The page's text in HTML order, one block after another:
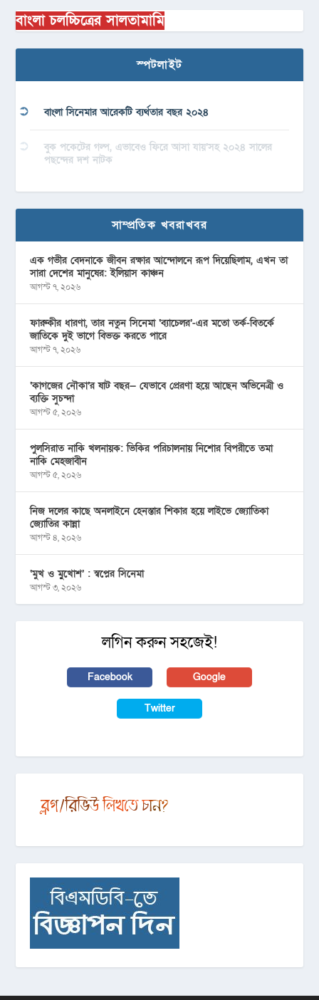
বাংলা চলচ্চিত্রের সালতামামি
স্পটলাইট
বাংলা সিনেমার আরেকটি ব্যর্থতার বছর ২০২৪
বুক পকেটের গল্প, এভাবেও ফিরে আসা যায়’সহ ২০২৪ সালের
পছন্দের দশ নাটক
সাম্প্রতিক খবরাখবর
এক গভীর বেদনাকে জীবন রক্ষার আন্দোলনে রূপ দিয়েছিলাম, এখন তা
সারা দেশের মানুষের: ইলিয়াস কাঞ্চন
আগস্ট ৭, ২০২৬
ফারুকীর ধারণা, তার নতুন সিনেমা ‘ব্যাচেলর’-এর মতো তর্ক-বিতর্কে
জাতিকে দুই ভাগে বিভক্ত করতে পারে
আগস্ট ৭, ২০২৬
‘কাগজের নৌকা’র ষাট বছর— যেভাবে প্রেরণা হয়ে আছেন অভিনেত্রী ও
ব্যক্তি সুচন্দা
আগস্ট ৫, ২০২৬
পুলসিরাত নাকি খলনায়ক: ভিকির পরিচালনায় নিশোর বিপরীতে তমা
নাকি মেহজাবীন
আগস্ট ৫, ২০২৬
নিজ দলের কাছে অনলাইনে হেনস্তার শিকার হয়ে লাইভে জ্যোতিকা
জ্যোতির কান্না
আগস্ট ৪, ২০২৬
‘মুখ ও মু্খোশ’ : স্বপ্নের সিনেমা
আগস্ট ৩, ২০২৬
লগিন করুন সহজেই!
Facebook Google
Twitter